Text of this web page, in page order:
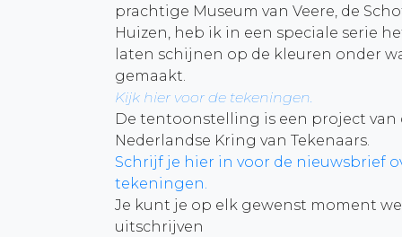
prachtige Museum van Veere, de
Huizen, heb ik in een speciale serie
laten schijnen op de kleuren onder
gemaakt.
Kijk hier voor de tekeningen.
De tentoonstelling is een project van
Nederlandse Kring van Tekenaars.
Schrijf je hier in voor de nieuwsbrief
tekeningen.
Je kunt je op elk gewenst moment
uitschrijven